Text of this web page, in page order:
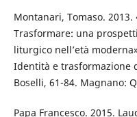
Montanari, Tomaso.
Trasformare: una
liturgico nell’età
Identità e trasformazione
Boselli, 61-84. Magnano:
Papa Francesco. 2015.